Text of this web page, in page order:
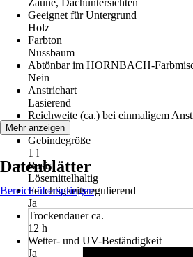
Zäune, Dachuntersichten
Geeignet für Untergrund
Holz
Farbton
Nussbaum
Abtönbar im HORNBACH-
Nein
Anstrichart
Lasierend
Reichweite (ca.) bei einmaligem
14 m²/l
Gebindegröße
1 l
Basis
Lösemittelhaltig
Feuchtigkeitsregulierend
Ja
Trockendauer ca.
12 h
Wetter- und UV-Beständigkeit
Ja
Mehr anzeigen
Datenblätter
Bereich überspringen